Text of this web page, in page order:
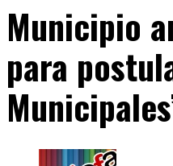
Municipio
para